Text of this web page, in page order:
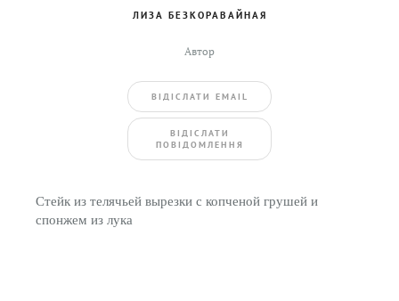
ЛИЗА БЕЗКОРАВАЙНАЯ
Автор
ВIДIСЛАТИ EMAIL
BIДIСЛАТИ
ПОВIДОМЛЕННЯ
Стейк из телячьей вырезки с копченой грушей и
спонжем из лука